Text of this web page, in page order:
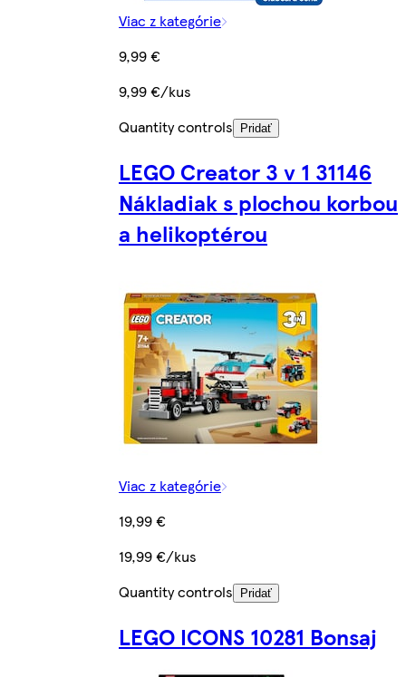
Viac z kategórie
9,99 €
9,99 €/kus
Quantity controls
Pridať
LEGO Creator 3 v 1 31146
Nákladiak s plochou korbou
a helikoptérou
Viac z kategórie
19,99 €
19,99 €/kus
Quantity controls
Pridať
LEGO ICONS 10281 Bonsaj